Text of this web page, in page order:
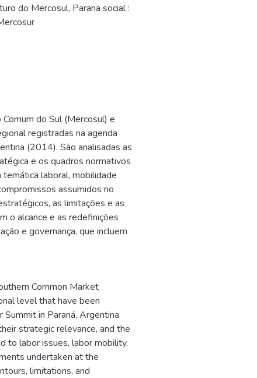
do Mercosul, Parana social :
do Sul (Mercosul) e
registradas na agenda
(2014). São analisadas as
e os quadros normativos
laboral, mobilidade
assumidos no
as limitações e as
o alcance e as redefinições
e governança, que incluem
Common Market
level that have been
in Paraná, Argentina
strategic relevance, and the
to labor issues, labor mobility,
undertaken at the
limitations, and